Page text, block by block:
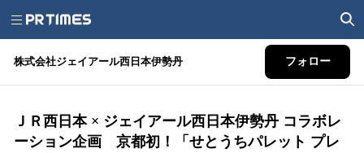
株式会社ジェイアール西日本伊勢丹 フォロー
ＪＲ西日本 × ジェイアール西日本伊勢丹 コラボレ
ーション企画 京都初！「せとうちパレット プレ